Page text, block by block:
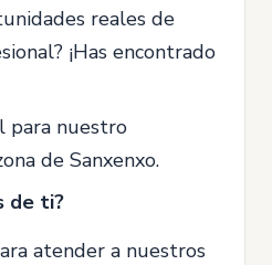
reales de
¡Has encontrado
para nuestro
de Sanxenxo.
de ti?
atender a nuestros